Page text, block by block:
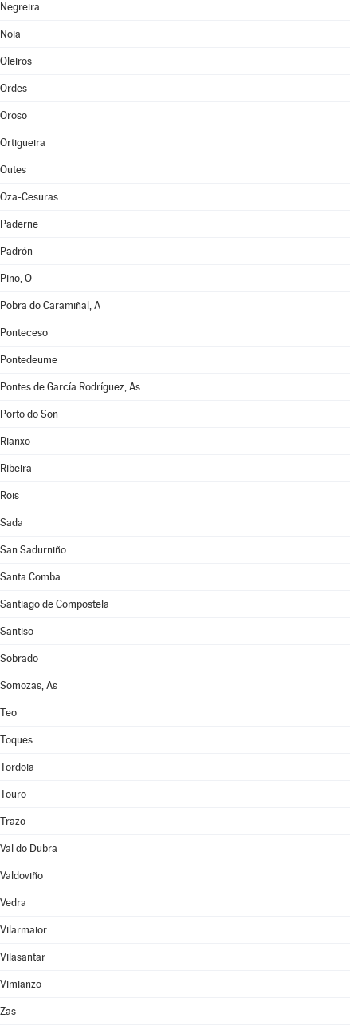
Negreira
Noia
Oleiros
Ordes
Oroso
Ortigueira
Outes
Oza-Cesuras
Paderne
Padrón
Pino, O
Pobra do Caramiñal, A
Ponteceso
Pontedeume
Pontes de García Rodríguez, As
Porto do Son
Rianxo
Ribeira
Rois
Sada
San Sadurniño
Santa Comba
Santiago de Compostela
Santiso
Sobrado
Somozas, As
Teo
Toques
Tordoia
Touro
Trazo
Val do Dubra
Valdoviño
Vedra
Vilarmaior
Vilasantar
Vimianzo
Zas